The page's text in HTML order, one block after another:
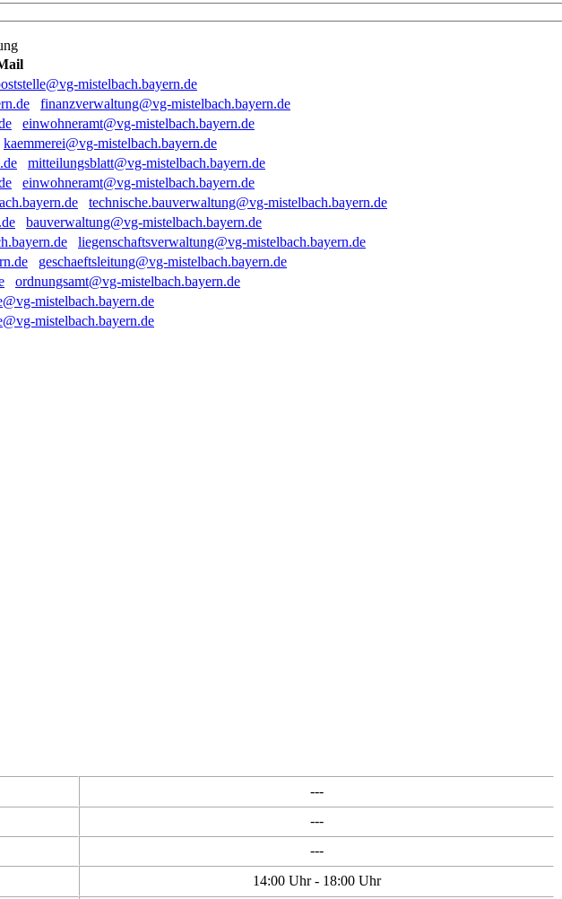
mistelbach.bayern.de
finanzverwaltung@vg-mistelbach.bayern.de
einwohneramt@vg-mistelbach.bayern.de
kaemmerei@vg-mistelbach.bayern.de
mitteilungsblatt@vg-mistelbach.bayern.de
einwohneramt@vg-mistelbach.bayern.de
technische.bauverwaltung@vg-mistelbach.bayern.de
bauverwaltung@vg-mistelbach.bayern.de
liegenschaftsverwaltung@vg-mistelbach.bayern.de
geschaeftsleitung@vg-mistelbach.bayern.de
ordnungsamt@vg-mistelbach.bayern.de
mistelbach.bayern.de
mistelbach.bayern.de
---
---
---
14:00 Uhr - 18:00 Uhr